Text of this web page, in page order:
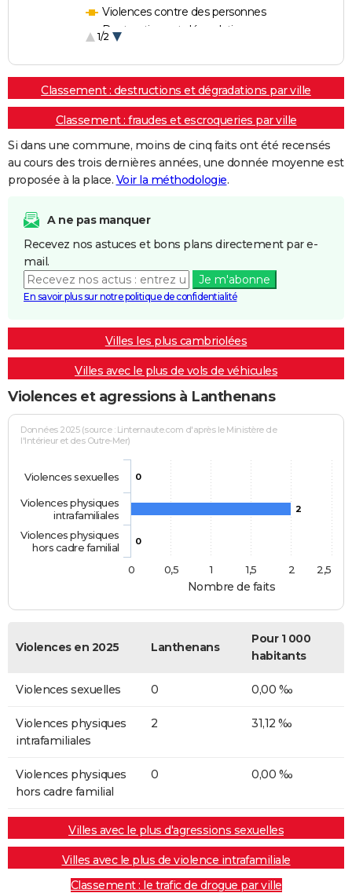
Violences contre des personnes
Destructions et dégradations
1/2
Classement : destructions et dégradations par ville
Classement : fraudes et escroqueries par ville
Si dans une commune, moins de cinq faits ont été recensés
au cours des trois dernières années, une donnée moyenne est
proposée à la place. Voir la méthodologie.
A ne pas manquer
Recevez nos astuces et bons plans directement par e-
mail.
Je m'abonne
En savoir plus sur notre politique de confidentialité
Villes les plus cambriolées
Villes avec le plus de vols de véhicules
Violences et agressions à Lanthenans
Nombre de faits
Données 2025 (source : Linternaute.com d'après le Ministère de
l'Intérieur et des Outre-Mer)
0
2
0
Violences sexuelles
Violences physiques
intrafamiliales
Violences physiques
hors cadre familial
0
0,5 1 1,5 2 2,5
Violences en 2025 Lanthenans
Pour 1 000
habitants
Violences sexuelles 0 0,00 ‰
Violences physiques
intrafamiliales
2 31,12 ‰
Violences physiques
hors cadre familial
0 0,00 ‰
Villes avec le plus d'agressions sexuelles
Villes avec le plus de violence intrafamiliale
Classement : le trafic de drogue par ville